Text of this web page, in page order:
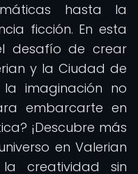
hasta la
ficción. En esta
desafío de crear
y la Ciudad de
imaginación no
embarcarte en
¡Descubre más
en Valerian
creatividad sin